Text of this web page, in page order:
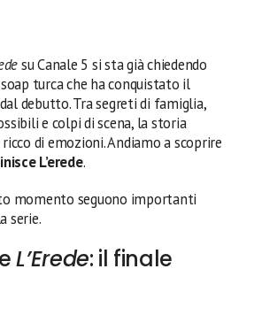
su Canale 5 si sta già chiedendo
turca che ha conquistato il
debutto. Tra segreti di famiglia,
e colpi di scena, la storia
di emozioni. Andiamo a scoprire
L’erede.
momento seguono importanti
serie.
L’Erede: il finale